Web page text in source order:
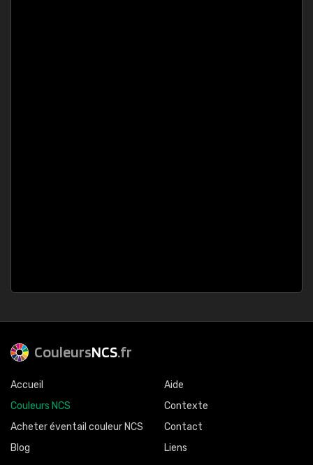
CouleursNCS.fr
Accueil
Couleurs NCS
Acheter éventail couleur NCS
Blog
Aide
Contexte
Contact
Liens